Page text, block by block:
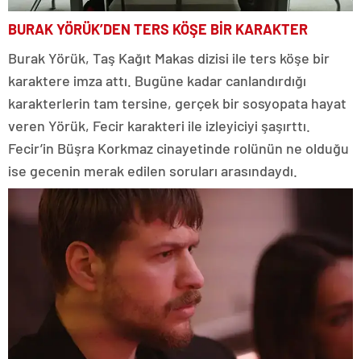
BURAK YÖRÜK’DEN TERS KÖŞE BİR KARAKTER
Burak Yörük, Taş Kağıt Makas dizisi ile ters köşe bir
karaktere imza attı. Bugüne kadar canlandırdığı
karakterlerin tam tersine, gerçek bir sosyopata hayat
veren Yörük, Fecir karakteri ile izleyiciyi şaşırttı.
Fecir’in Büşra Korkmaz cinayetinde rolünün ne olduğu
ise gecenin merak edilen soruları arasındaydı.